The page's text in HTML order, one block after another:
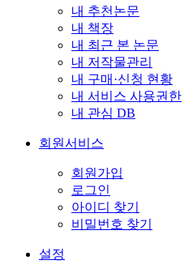
내 추천논문
내 책장
내 최근 본 논문
내 저작물관리
내 구매·신청 현황
내 서비스 사용권한
내 관심 DB
회원서비스
회원가입
로그인
아이디 찾기
비밀번호 찾기
설정